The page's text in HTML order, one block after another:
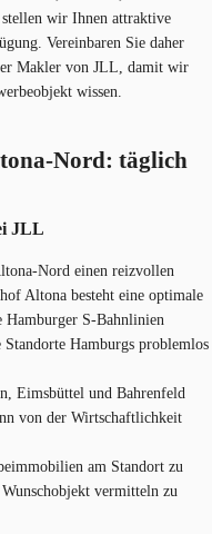
wir Ihnen attraktive
Vereinbaren Sie daher
Makler von JLL, damit wir
wissen.
Nord: täglich
JLL
Nord einen reizvollen
Altona besteht eine optimale
Hamburger S-Bahnlinien
Hamburgs problemlos
Eimsbüttel und Bahrenfeld
von der Wirtschaftlichkeit
am Standort zu
vermitteln zu